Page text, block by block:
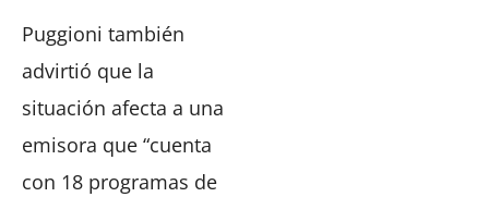
Puggioni también
advirtió que la
situación afecta a una
emisora que “cuenta
con 18 programas de